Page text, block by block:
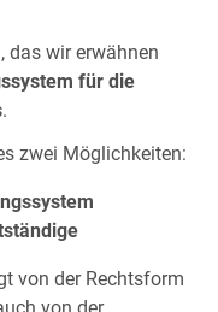
das wir erwähnen
für die
.
zwei Möglichkeiten:
von der Rechtsform
von der